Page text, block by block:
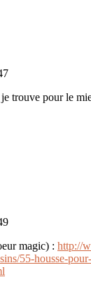
trouve pour le
magic) : http://
55-housse-